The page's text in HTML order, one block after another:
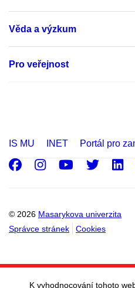
Věda a výzkum
Pro veřejnost
IS MU INET Portál pro
© 2026 Masarykova univerzita
Správce stránek
Cookies
Facebook
Instagram
K vyhodnocování tohoto